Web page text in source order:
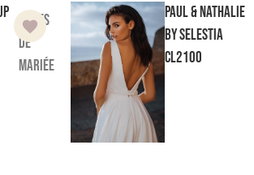
Robes
de
mariée
Paul & Nathalie
by Selestia
CL2100